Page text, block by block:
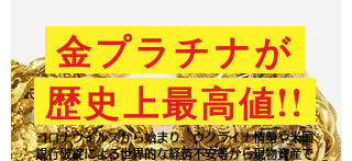
金プラチナが
歴史上最高値!!
コロナウイルスから始まり、ウクライナ情勢や米国
銀行破綻による世界的な経済不安等から現物資産で